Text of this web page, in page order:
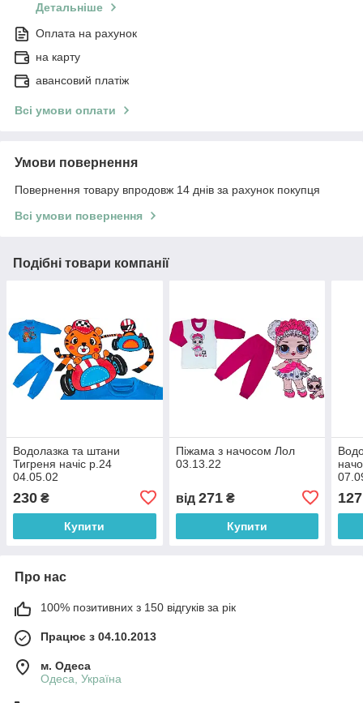
Детальніше
Оплата на рахунок
на карту
авансовий платіж
Всі умови оплати
Умови повернення
Повернення товару впродовж 14 днів за рахунок покупця
Всі умови повернення
Подібні товари компанії
Водолазка та штани
Тигреня начіс р.24
04.05.02
230 ₴
Купити
Піжама з начосом Лол
03.13.22
від 271₴
Купити
127
Про нас
100% позитивних з 150 відгуків за рік
Працює з 04.10.2013
м. Одеса
Одеса, Україна